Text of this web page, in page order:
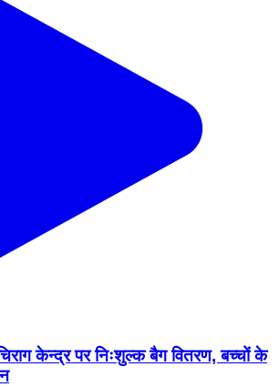
केन्द्र पर निःशुल्क बैग वितरण, बच्चों के